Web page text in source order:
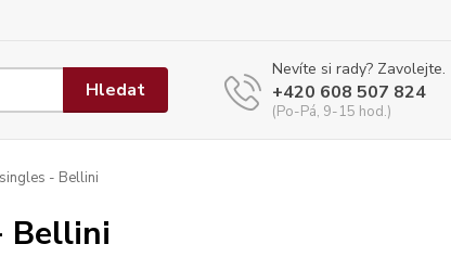
Hledat
Nevíte si rady? Zavolejte.
+420 608 507 824
(Po-Pá, 9-15 hod.)
- Bellini
Bellini